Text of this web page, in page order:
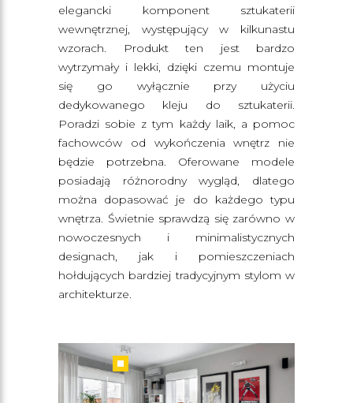
elegancki komponent sztukaterii
wewnętrznej, występujący w kilkunastu
wzorach. Produkt ten jest bardzo
wytrzymały i lekki, dzięki czemu montuje
się go wyłącznie przy użyciu
dedykowanego kleju do sztukaterii.
Poradzi sobie z tym każdy laik, a pomoc
fachowców od wykończenia wnętrz nie
będzie potrzebna. Oferowane modele
posiadają różnorodny wygląd, dlatego
można dopasować je do każdego typu
wnętrza. Świetnie sprawdzą się zarówno w
nowoczesnych i minimalistycznych
designach, jak i pomieszczeniach
hołdujących bardziej tradycyjnym stylom w
architekturze.